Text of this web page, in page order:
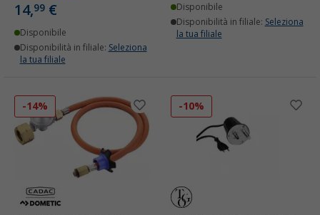
14,99 €
Disponibile
Disponibilità in filiale: Seleziona
la tua filiale
Disponibile
Disponibilità in filiale: Seleziona
la tua filiale
-14% -10%